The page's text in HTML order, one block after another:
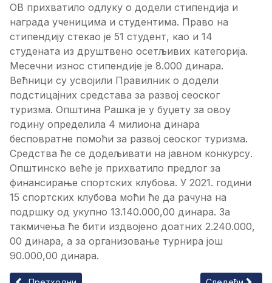
ОВ прихватило одлуку о додели стипендија и
награда ученицима и студентима. Право на
стипендију стекао је 51 студент, као и 14
студената из друштвено осетљивих категорија.
Месечни износ стипендије је 8.000 динара.
Већници су усвојили Правилник о додели
подстицајних средстава за развој сеоског
туризма. Општина Рашка је у буџету за овоу
годину определила 4 милиона динара
бесповратне помоћи за развој сеоског туризма.
Средства ће се додељивати на јавном конкурсу.
Општинско веће је прихватило предлог за
финансирање спортских клубова. У 2021. години
15 спортских клубова моћи ће да рачуна на
подршку од укупно 13.140.000,00 динара. За
такмичења ће бити издвојено доатних 2.240.000,
00 динара, а за организовање турнира још
90.000,00 динара.